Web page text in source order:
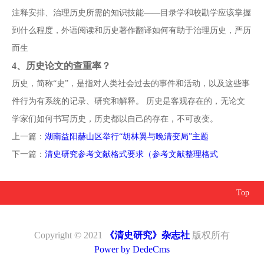
注释安排、治理历史所需的知识技能——目录学和校勘学应该掌握
到什么程度，外语阅读和历史著作翻译如何有助于治理历史，严历
而生
4、 历史论文的查重率？
历史，简称“史”，是指对人类社会过去的事件和活动，以及这些事
件行为有系统的记录、研究和解释。 历史是客观存在的，无论文
学家们如何书写历史，历史都以自己的存在，不可改变。
上一篇： 湖南益阳赫山区举行“胡林翼与晚清变局”主题
下一篇： 清史研究参考文献格式要求（参考文献整理格式
Top
Copyright © 2021 《清史研究》杂志社 版权所有
Power by DedeCms